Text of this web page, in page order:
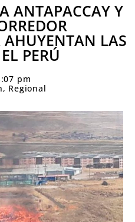
ANTAPACCAY Y
LAS
PERÚ
pm
, Regional